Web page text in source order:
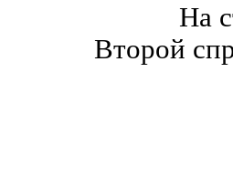
На
Второй